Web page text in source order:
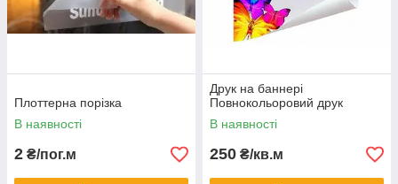
Плоттерна порізка
В наявності
2 ₴/пог.м
Друк на баннері
Повнокольоровий друк
В наявності
250 ₴/кв.м